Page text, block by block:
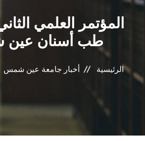
المؤتمر العلمي
طب أسنان
الرئيسية أخبار جامعة عين شمس